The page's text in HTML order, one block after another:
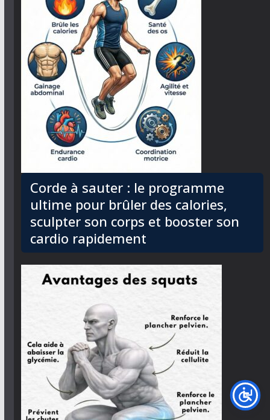
Corde à sauter : le programme
ultime pour brûler des calories,
sculpter son corps et booster son
cardio rapidement